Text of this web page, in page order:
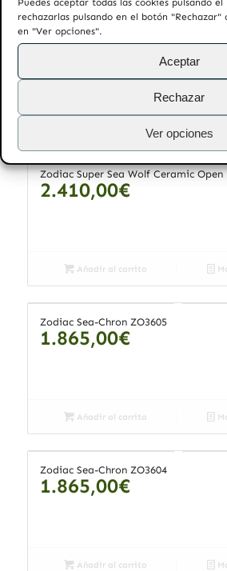
Puedes aceptar todas las cookies pulsando
rechazarlas pulsando en el botón "Rechazar"
en "Ver opciones".
Aceptar
Rechazar
Ver opciones
CIGA Design Legend of Serpent U037-
945,00€
Zodiac Super Sea Wolf Ceramic Open
2.410,00€
Añadir al carrito
Zodiac Sea-Chron ZO3605
1.865,00€
Añadir al carrito
Zodiac Sea-Chron ZO3604
1.865,00€
Añadir al carrito